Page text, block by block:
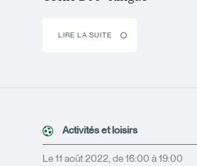
LIRE LA SUITE
Activités et loisirs
Le 11 août 2022, de 16:00 à 19:00